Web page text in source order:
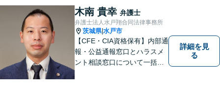
もに最善の解決を目指しま
す。
木南 貴幸 弁護士
弁護士法人水戸翔合同法律事務所
茨城県|水戸市
【CFE・CIA資格保有】内部通
報・公益通報窓口とハラスメ
ント相談窓口について一括対
詳細を見
る